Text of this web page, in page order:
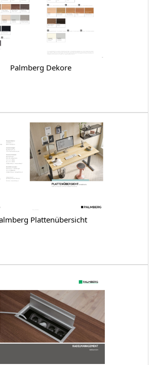
Palmberg Dekore
Plattenübersicht